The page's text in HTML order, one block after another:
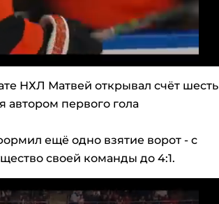
НХЛ Матвей открывал счёт шесть
автором первого гола
ещё одно взятие ворот - с
своей команды до 4:1.